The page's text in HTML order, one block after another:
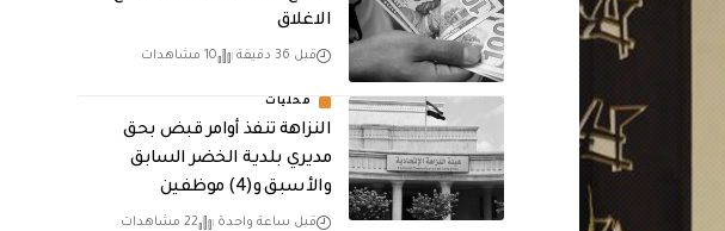
الاغلاق
قبل 36 دقيقة 10 مشاهدات
محليات
النزاهة تنفذ أوامر قبض بحق
مديري بلدية الخضر السابق
والأسبق و(4) موظفين
قبل ساعة واحدة 22 مشاهدات